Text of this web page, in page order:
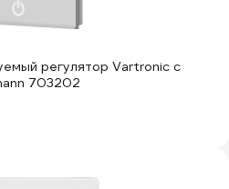
регулятор Vartronic с
703202